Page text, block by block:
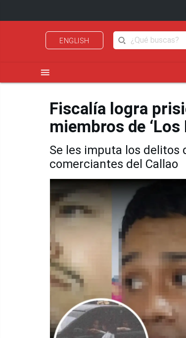
ENGLISH
menu
Fiscalía logra
miembros de ‘Los
Se les imputa los delitos
comerciantes del Callao